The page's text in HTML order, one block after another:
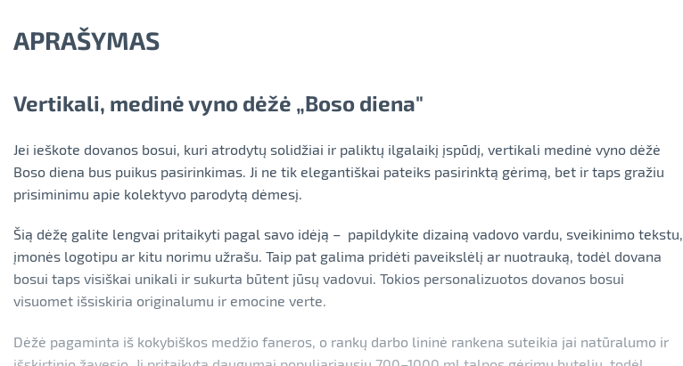
APRAŠYMAS
Vertikali, medinė vyno dėžė „Boso diena"
Jei ieškote dovanos bosui, kuri atrodytų solidžiai ir paliktų ilgalaikį įspūdį, vertikali medinė vyno dėžė
Boso diena bus puikus pasirinkimas. Ji ne tik elegantiškai pateiks pasirinktą gėrimą, bet ir taps gražiu
prisiminimu apie kolektyvo parodytą dėmesį.
Šią dėžę galite lengvai pritaikyti pagal savo idėją – papildykite dizainą vadovo vardu, sveikinimo tekstu,
įmonės logotipu ar kitu norimu užrašu. Taip pat galima pridėti paveikslėlį ar nuotrauką, todėl dovana
bosui taps visiškai unikali ir sukurta būtent jūsų vadovui. Tokios personalizuotos dovanos bosui
visuomet išsiskiria originalumu ir emocine verte.
Dėžė pagaminta iš kokybiškos medžio faneros, o rankų darbo lininė rankena suteikia jai natūralumo ir